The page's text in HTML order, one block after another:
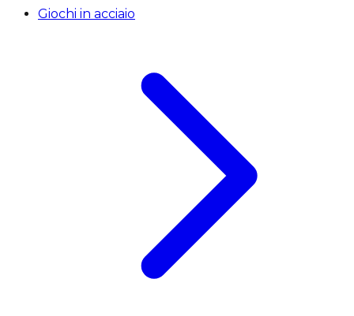
Giochi in acciaio